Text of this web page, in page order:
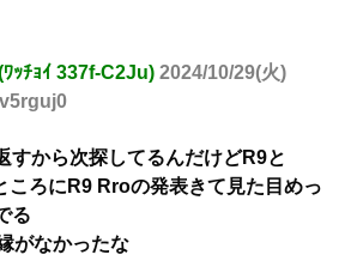
ｯﾁｮｲ 337f-C2Ju) 2024/10/29(火)
すから次探してるんだけどR9と
ころにR9 Rroの発表きて見た目めっ
る
がなかったな